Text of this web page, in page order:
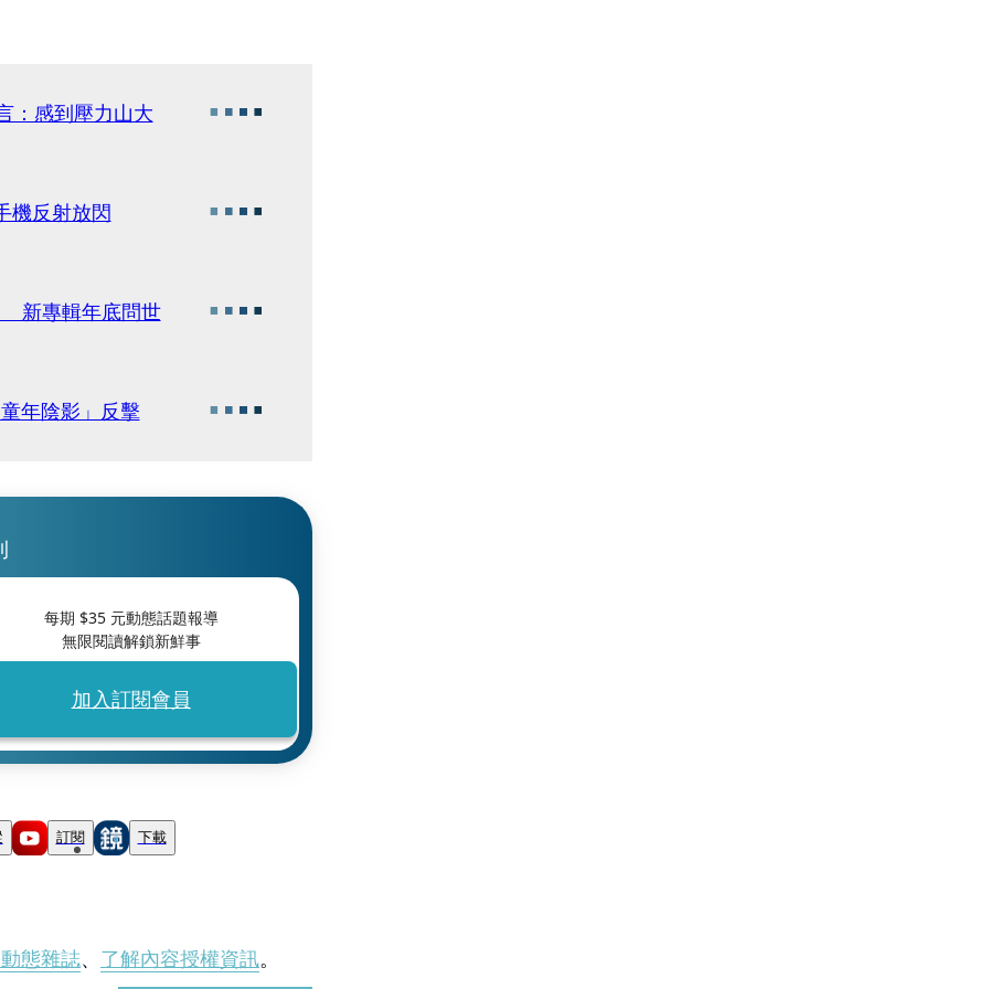
：感到壓力山大
機反射放閃
新專輯年底問世
年陰影」反擊
每期 $35元動態話題報導
無限閱讀解鎖新鮮事
加入訂閱會員
訂閱 下載
態雜誌、 了解內容授權資訊。